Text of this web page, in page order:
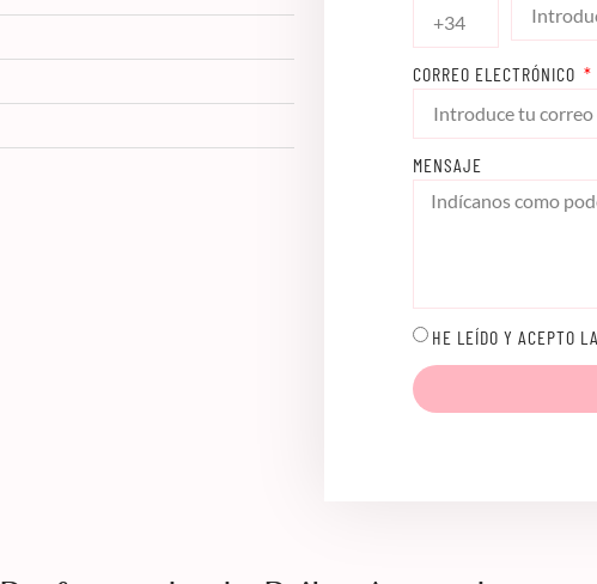
CORREO ELECTRÓNICO
MENSAJE
HE LEÍDO Y ACEPTO